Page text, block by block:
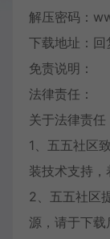
解压密码：
下载地址：回
免责说明：
法律责任：
关于法律责任
1、五五社区
装技术支持，
2、五五社区
源，请于下